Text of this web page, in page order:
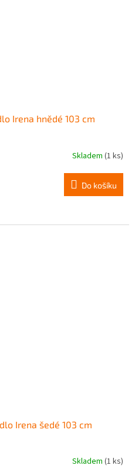
Irena hnědé 103 cm
Skladem (1 ks)
Do košíku
Irena šedé 103 cm
Skladem (1 ks)